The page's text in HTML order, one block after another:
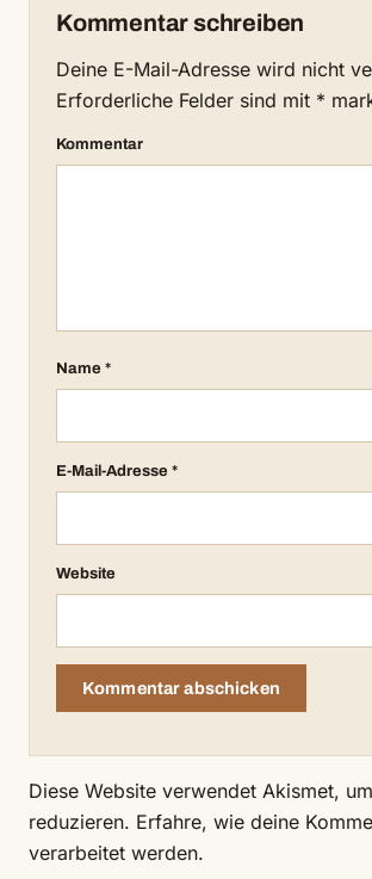
Kommentar schreiben
Deine E-Mail-Adresse wird nicht
Erforderliche Felder sind mit *
Kommentar
Name *
E-Mail-Adresse *
Website
Diese Website verwendet Akismet,
reduzieren. Erfahre, wie deine
verarbeitet werden.